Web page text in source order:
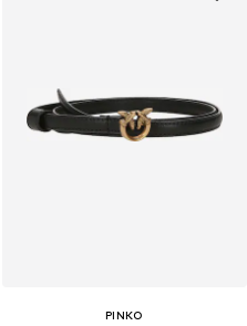
PINKO